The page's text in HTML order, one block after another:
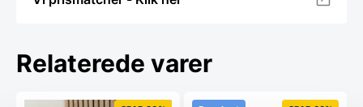
Relaterede varer